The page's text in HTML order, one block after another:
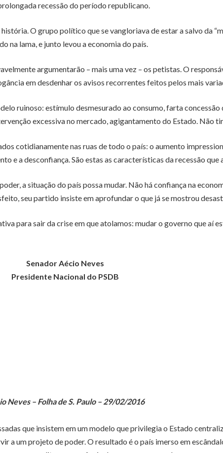
recessão do período republicano.
O grupo político que se vangloriava de estar a salvo da
na lama, e junto levou a economia do país.
argumentarão – mais uma vez – os petistas. O
em desdenhar os avisos recorrentes feitos pelos mais
ruinoso: estímulo desmesurado ao consumo, farta
excessiva no mercado, agigantamento do Estado. Não
cotidianamente nas ruas de todo o país: o aumento
e a desconfiança. São estas as características da recessão que
a situação do país possa mudar. Não há confiança na
seu partido insiste em aprofundar o que já se mostrou
para sair da crise em que atolamos: mudar o governo que aí
Senador Aécio Neves
Presidente Nacional do PSDB
Neves – Folha de S. Paulo – 29/02/2016
que insistem em um modelo que privilegia o Estado
a um projeto de poder. O resultado é o país imerso em